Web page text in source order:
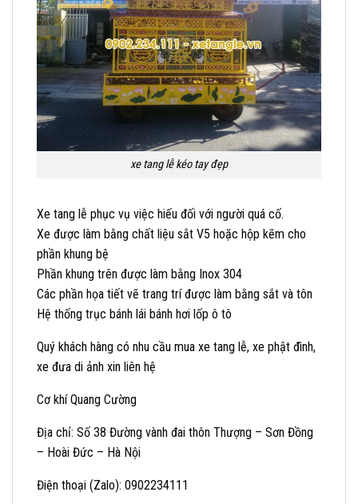
xe tang lễ kéo tay đẹp
Xe tang lễ phục vụ việc hiếu đối với người quá cố.
Xe được làm bằng chất liệu sắt V5 hoặc hộp kẽm cho
phần khung bệ
Phần khung trên được làm bằng Inox 304
Các phần họa tiết vẽ trang trí được làm bằng sắt và tôn
Hệ thống trục bánh lái bánh hơi lốp ô tô
Quý khách hàng có nhu cầu mua xe tang lễ, xe phật đình,
xe đưa di ảnh xin liên hệ
Cơ khí Quang Cường
Địa chỉ: Số 38 Đường vành đai thôn Thượng – Sơn Đồng
– Hoài Đức – Hà Nội
Điện thoại (Zalo): 0902234111